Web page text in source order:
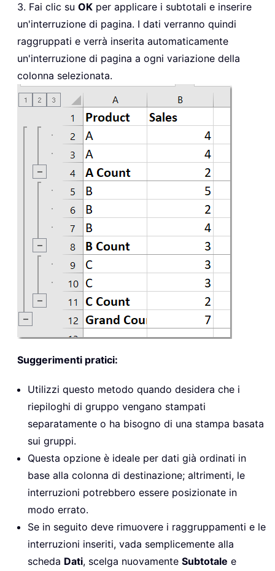
3. Fai clic su OK per applicare i subtotali e inserire
un'interruzione di pagina. I dati verranno quindi
raggruppati e verrà inserita automaticamente
un'interruzione di pagina a ogni variazione della
colonna selezionata.
Suggerimenti pratici:
Utilizzi questo metodo quando desidera che i
riepiloghi di gruppo vengano stampati
separatamente o ha bisogno di una stampa basata
sui gruppi.
Questa opzione è ideale per dati già ordinati in
base alla colonna di destinazione; altrimenti, le
interruzioni potrebbero essere posizionate in
modo errato.
Se in seguito deve rimuovere i raggruppamenti e le
interruzioni inseriti, vada semplicemente alla
scheda Dati, scelga nuovamente Subtotale e